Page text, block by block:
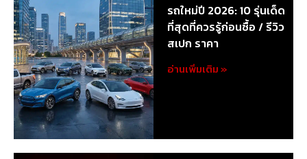
รถใหม่ปี 2026: 10 รุ่นเด็ด
ที่สุดที่ควรรู้ก่อนซื้อ / รีวิว
สเปก ราคา
อ่านเพิ่มเติม »